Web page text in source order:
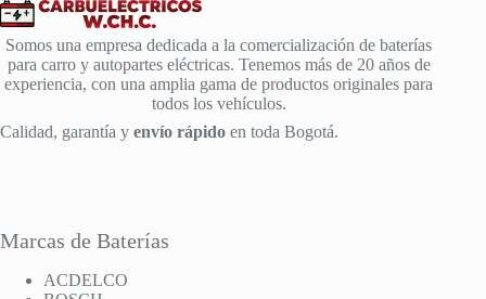
Somos una empresa dedicada a la comercialización de baterías
para carro y autopartes eléctricas. Tenemos más de 20 años de
experiencia, con una amplia gama de productos originales para
todos los vehículos.
Calidad, garantía y envío rápido en toda Bogotá.
Marcas de Baterías
ACDELCO